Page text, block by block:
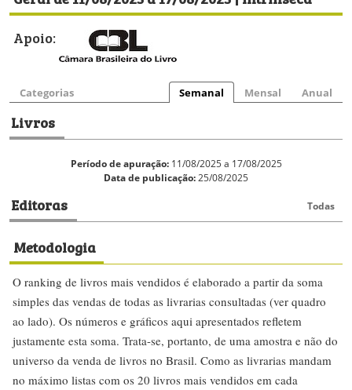
Apoio:
Categorias Semanal Mensal Anual
Livros
Período de apuração:11/08/2025 a 17/08/2025
Data de publicação:25/08/2025
Editoras Todas
Metodologia
O ranking de livros mais vendidos é elaborado a partir da soma
simples das vendas de todas as livrarias consultadas (ver quadro
ao lado). Os números e gráficos aqui apresentados refletem
justamente esta soma. Trata-se, portanto, de uma amostra e não do
universo da venda de livros no Brasil. Como as livrarias mandam
no máximo listas com os 20 livros mais vendidos em cada